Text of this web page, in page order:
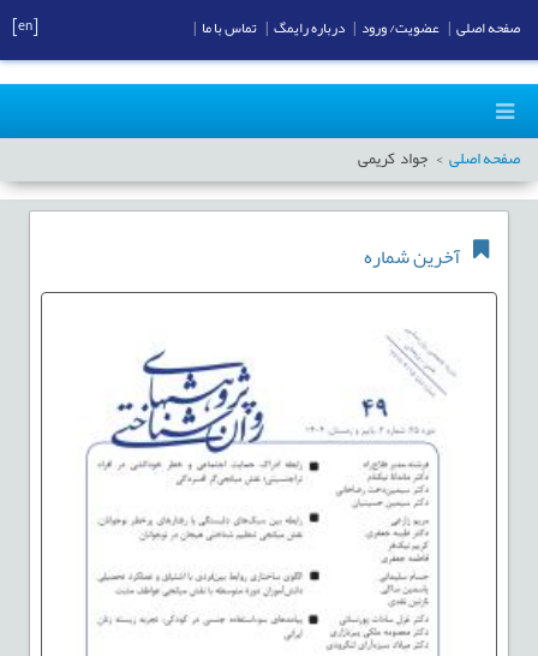
صفحه اصلی جواد کریمی
آخرین شماره
صفحه اصلی عضویت/ ورود درباره رایمگ تماس با ما